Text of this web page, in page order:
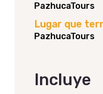
PazhucaTours
Lugar que
PazhucaTours
Incluye